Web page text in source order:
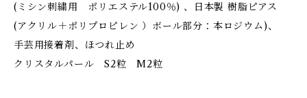
(ミシン刺繍用 ポリエステル100％) 、日本製 樹脂ピアス
(アクリル＋ポリプロピレン ）ボール部分：本ロジウム)、
手芸用接着剤、ほつれ止め
クリスタルパール S2粒 M2粒